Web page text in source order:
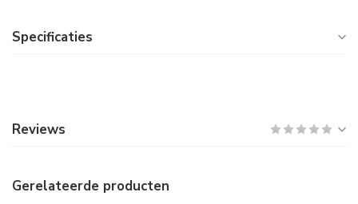
Specificaties
Reviews
Gerelateerde producten